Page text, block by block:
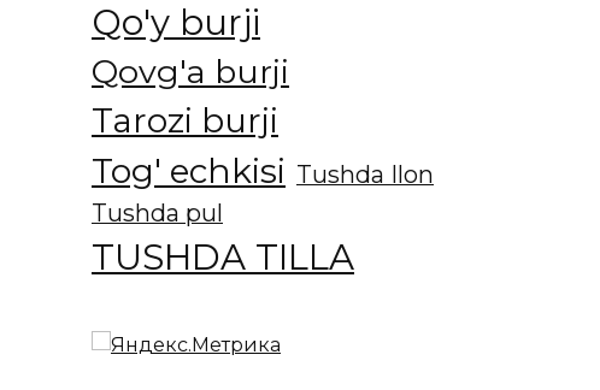
Qo'y burji
Qovg'a burji
Tarozi burji
Tog' echkisi Tushda Ilon
Tushda pul
TUSHDA TILLA